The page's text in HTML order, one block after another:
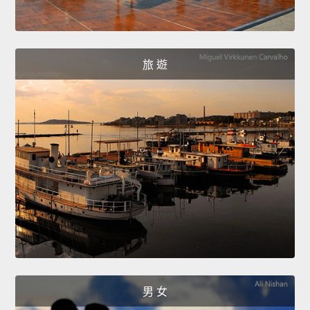
旅 遊
男 女